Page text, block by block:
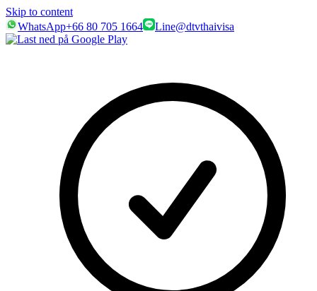
Skip to content
WhatsApp+66 80 705 1664 Line@dtvthaivisa